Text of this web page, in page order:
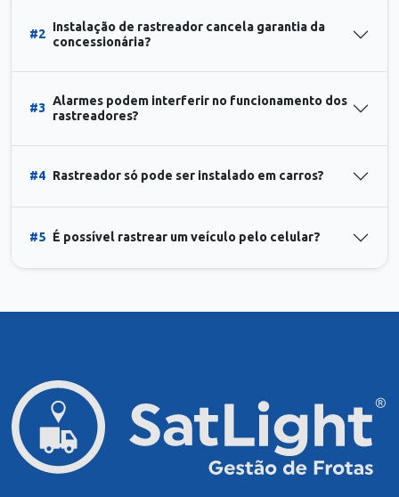
#2
Instalação de rastreador cancela garantia da
concessionária?
#3
Alarmes podem interferir no funcionamento dos
rastreadores?
#4 Rastreador só pode ser instalado em carros?
#5 É possível rastrear um veículo pelo celular?